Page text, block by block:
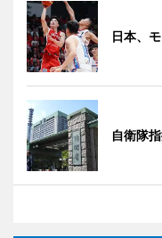
日本、
自衛隊